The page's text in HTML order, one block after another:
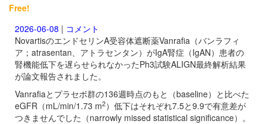
Free!
2026-06-08 | コメント
NovartisのエンドセリンA受容体遮断薬Vanrafia（バンラフィ
ア；atrasentan、アトラセンタン）がIgA腎症（IgAN）患者の
腎機能低下を遅らせられなかったPh3試験ALIGN最終解析結果
が論文報告されました。
Vanrafiaとプラセボ群の136週時点のもと（baseline）と比べた
eGFR（mL/min/1.73 m2）低下はそれぞれ7.5と9.9で有意差が
つきませんでした（narrowly missed statistical significance）。